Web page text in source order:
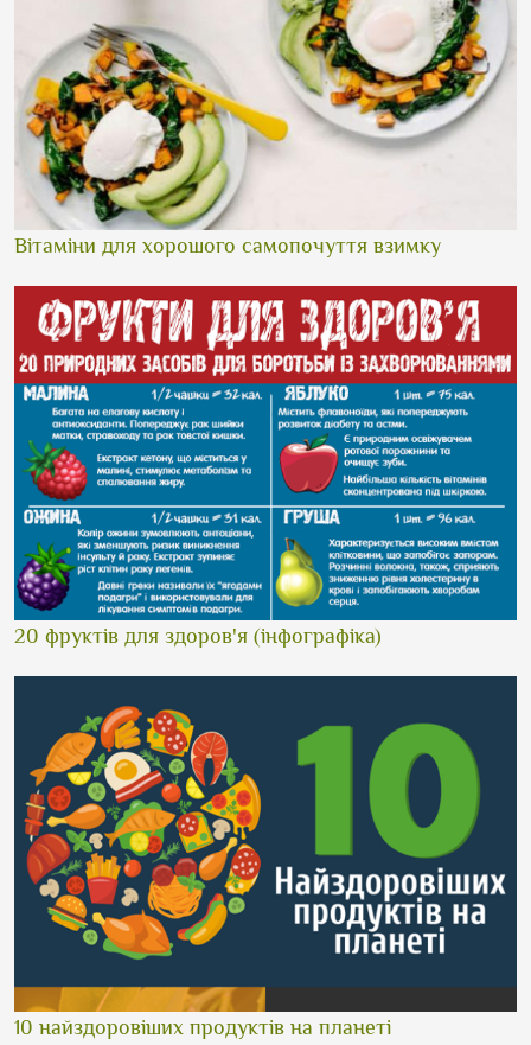
Вітаміни для хорошого самопочуття взимку
20 фруктів для здоров'я (інфографіка)
10 найздоровіших продуктів на планеті